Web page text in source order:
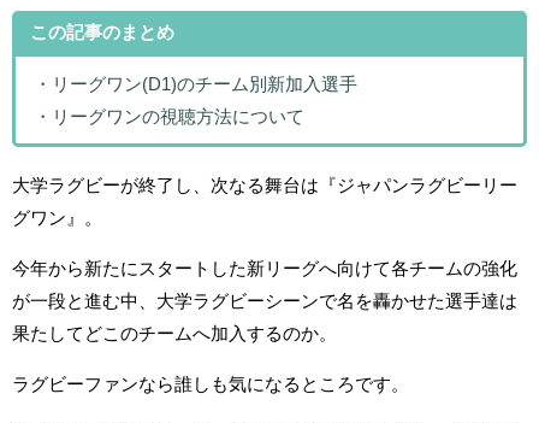
この記事のまとめ
・リーグワン(D1)のチーム別新加入選手
・リーグワンの視聴方法について
大学ラグビーが終了し、次なる舞台は『ジャパンラグビーリー
グワン』。
今年から新たにスタートした新リーグへ向けて各チームの強化
が一段と進む中、大学ラグビーシーンで名を轟かせた選手達は
果たしてどこのチームへ加入するのか。
ラグビーファンなら誰しも気になるところです。